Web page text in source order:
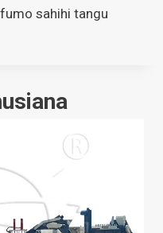
sahihi tangu